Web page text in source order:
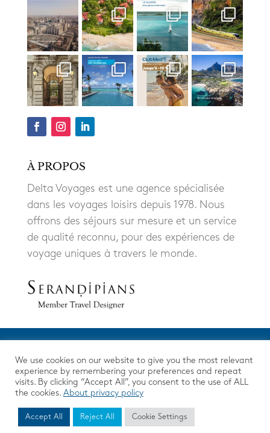
À PROPOS
Delta Voyages est une agence spécialisée
dans les voyages loisirs depuis 1978. Nous
offrons des séjours sur mesure et un service
de qualité reconnu, pour des expériences de
voyage uniques à travers le monde.
© 2026 DELTA VOYAGES. All Rights Reserved.
We use cookies on our website to give you the most relevant
experience by remembering your preferences and repeat
visits. By clicking “Accept All”, you consent to the use of ALL
the cookies. About privacy policy
Accept All Reject All Cookie Settings